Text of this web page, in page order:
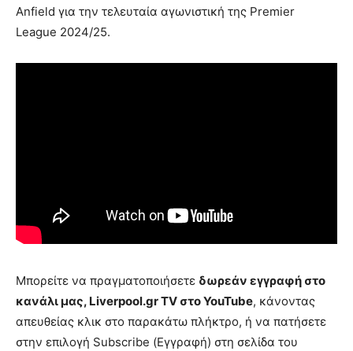
Anfield για την τελευταία αγωνιστική της Premier
League 2024/25.
Μπορείτε να πραγματοποιήσετε δωρεάν εγγραφή στο
κανάλι μας, Liverpool.gr TV στο YouTube, κάνοντας
απευθείας κλικ στο παρακάτω πλήκτρο, ή να πατήσετε
στην επιλογή Subscribe (Εγγραφή) στη σελίδα του